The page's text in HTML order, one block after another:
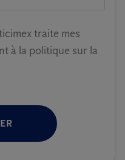
traite mes
à la politique sur la